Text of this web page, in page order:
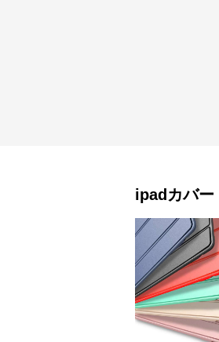
ipadカバー